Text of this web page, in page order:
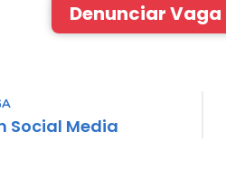
Denunciar Vaga
Social Media